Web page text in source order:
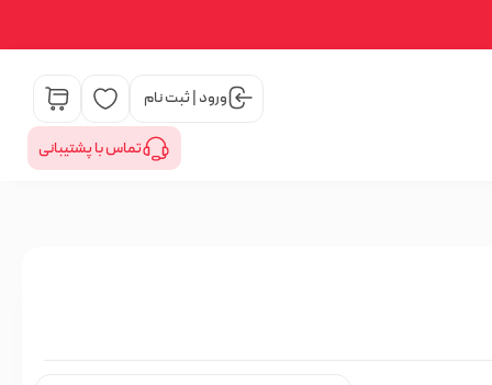
ورود | ثبت نام
تماس با پشتیبانی